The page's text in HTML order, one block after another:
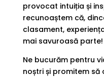
provocat intuiția și
recunoaștem că,
clasament,
mai savuroasă parte!
Ne bucurăm pentru
noștri și promitem